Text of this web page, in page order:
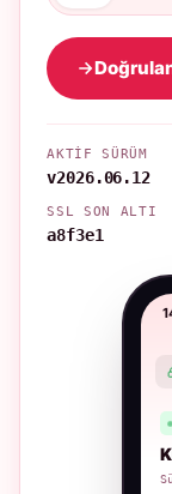
AKTIF SÜRÜM
v2026.06.12
SSL SON ALTI
a8f3e1